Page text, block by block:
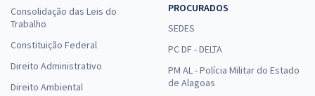
Consolidação das Leis do
Trabalho
Constituição Federal
Direito Administrativo
Direito Ambiental
PROCURADOS
SEDES
PC DF - DELTA
PM AL - Polícia Militar do Estado
de Alagoas